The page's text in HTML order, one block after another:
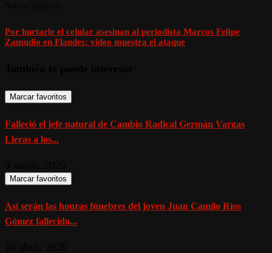
Por hurtarle el celular asesinan al periodista Marcos Felipe
Zamudio en Flandes: video muestra el ataque
Marcar favoritos
Falleció el jefe natural de Cambio Radical Germán Vargas
Lleras a los...
Marcar favoritos
Así serán las honras fúnebres del joven Juan Camilo Ríos
Gómez fallecido...